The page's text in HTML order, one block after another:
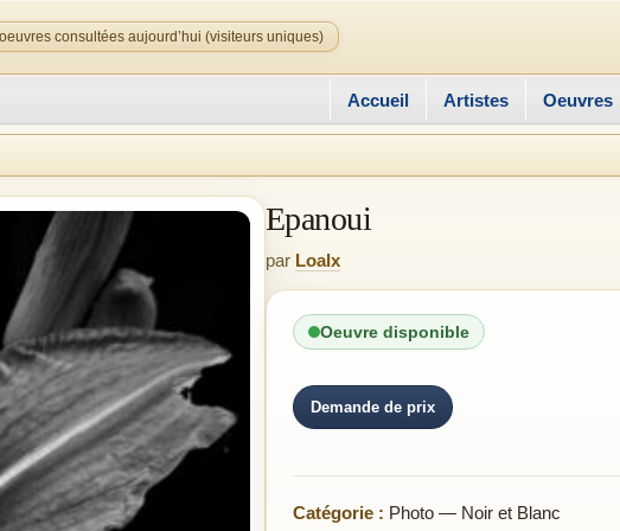
consultées aujourd’hui (visiteurs uniques)
Accueil Artistes Oeuvres
Epanoui
par Loalx
Oeuvre disponible
Demande de prix
Catégorie : Photo — Noir et Blanc